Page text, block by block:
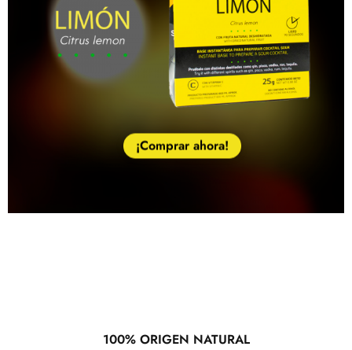
¡Comprar ahora!
100% ORIGEN NATURAL